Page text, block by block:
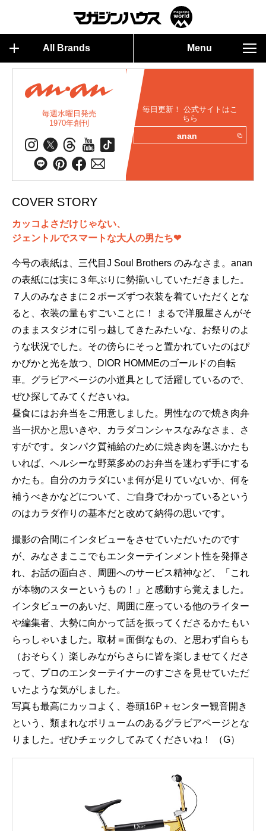
All Brands Menu
毎週水曜日発売
1970年創刊
毎日更新！ 公式サイトはこ
ちら
anan
COVER STORY
カッコよさだけじゃない、
ジェントルでスマートな大人の男たち❤
今号の表紙は、三代目J Soul Brothers のみなさま。anan
の表紙には実に３年ぶりに勢揃いしていただきました。
７人のみなさまに２ポーズずつ衣装を着ていただくとな
ると、衣装の量もすごいことに！ まるで洋服屋さんがそ
のままスタジオに引っ越してきたみたいな、お祭りのよ
うな状況でした。その傍らにそっと置かれていたのはぴ
かぴかと光を放つ、DIOR HOMMEのゴールドの自転
車。グラビアページの小道具として活躍しているので、
ぜひ探してみてくださいね。
昼食にはお弁当をご用意しました。男性なので焼き肉弁
当一択かと思いきや、カラダコンシャスなみなさま、さ
すがです。タンパク質補給のために焼き肉を選ぶかたも
いれば、ヘルシーな野菜多めのお弁当を迷わず手にする
かたも。自分のカラダにいま何が足りていないか、何を
補うべきかなどについて、ご自身でわかっているという
のはカラダ作りの基本だと改めて納得の思いです。
撮影の合間にインタビューをさせていただいたのです
が、みなさまここでもエンターテインメント性を発揮さ
れ、お話の面白さ、周囲へのサービス精神など、「これ
が本物のスターというもの！」と感動すら覚えました。
インタビューのあいだ、周囲に座っている他のライター
や編集者、大勢に向かって話を振ってくださるかたもい
らっしゃいました。取材＝面倒なもの、と思わず自らも
（おそらく）楽しみながらさらに皆を楽しませてくださ
って、プロのエンターテイナーのすごさを見せていただ
いたような気がしました。
写真も最高にカッコよく、巻頭16P＋センター観音開き
という、類まれなボリュームのあるグラビアページとな
りました。ぜひチェックしてみてくださいね！ （G）